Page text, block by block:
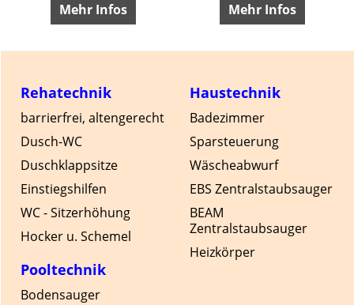
Mehr Infos
Mehr Infos
Haustechnik
Badezimmer
Sparsteuerung
Wäscheabwurf
EBS Zentralstaubsauger
BEAM
Zentralstaubsauger
Heizkörper
Rehatechnik
barrierfrei, altengerecht
Dusch-WC
Duschklappsitze
Einstiegshilfen
WC - Sitzerhöhung
Hocker u. Schemel
Pooltechnik
Bodensauger